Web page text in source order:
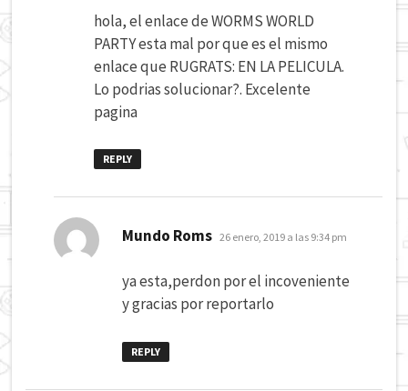
hola, el enlace de WORMS WORLD
PARTY esta mal por que es el mismo
enlace que RUGRATS: EN LA PELICULA.
Lo podrias solucionar?. Excelente
pagina
REPLY
Mundo Roms dice:
26 enero, 2019 a las 9:34 pm
ya esta,perdon por el incoveniente
y gracias por reportarlo
REPLY